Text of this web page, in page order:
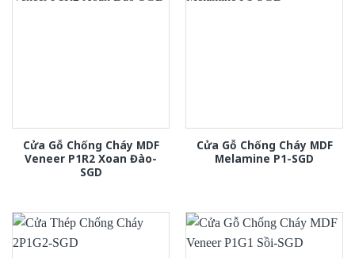
Cửa Gỗ Chống Cháy MDF
Veneer P1R2 Xoan Đào-
SGD
Cửa Gỗ Chống Cháy MDF
Melamine P1-SGD